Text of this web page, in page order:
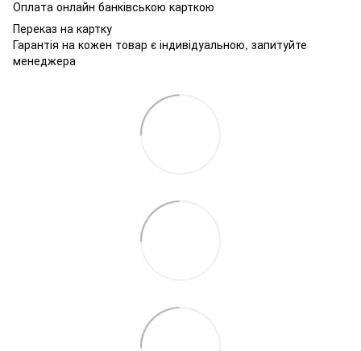
Оплата онлайн банківською карткою
Переказ на картку
Гарантія на кожен товар є індивідуальною, запитуйте
менеджера